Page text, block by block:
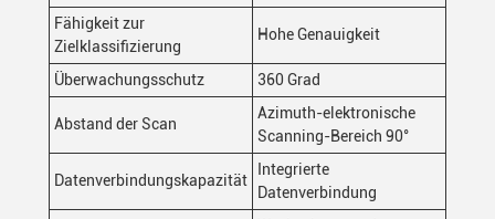
Fähigkeit zur
Zielklassifizierung
Hohe Genauigkeit
Überwachungsschutz 360 Grad
Abstand der Scan
Azimuth-elektronische
Scanning-Bereich 90°
Datenverbindungskapazität
Integrierte
Datenverbindung